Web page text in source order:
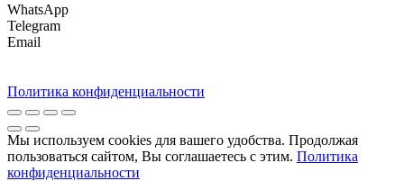
WhatsApp
Telegram
Email
Политика конфиденциальности
Мы используем cookies для вашего удобства. Продолжая
пользоваться сайтом, Вы соглашаетесь с этим. Политика
конфиденциальности